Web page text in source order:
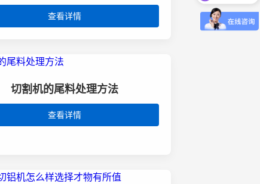
查看详情
切割机的尾料处理方法
查看详情